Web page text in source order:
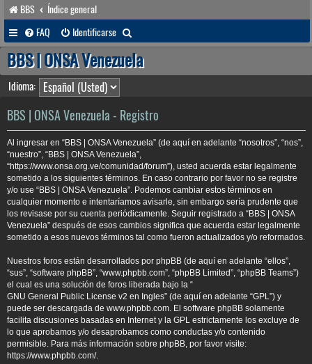
BBS
Índice general
FAQ
Identificarse
u
s
a
r
BBS | ONSA Venezuela
Idioma:
BBS | ONSA Venezuela - Registro
Al ingresar en “BBS | ONSA Venezuela” (de aquí en adelante “nosotros”, “nos”,
“nuestro”, “BBS | ONSA Venezuela”,
“https://www.onsa.org.ve/comunidad/forum”), usted acuerda estar legalmente
sometido a los siguientes términos. En caso contrario por favor no se registre
y/o use “BBS | ONSA Venezuela”. Podemos cambiar estos términos en
cualquier momento e intentaríamos avisarle, sin embargo sería prudente que
los revisase por su cuenta periódicamente. Seguir registrado a “BBS | ONSA
Venezuela” después de esos cambios significa que acuerda estar legalmente
sometido a esos nuevos términos tal como fueron actualizados y/o reformados.
Nuestros foros están desarrollados por phpBB (de aquí en adelante “ellos”,
“sus”, “software phpBB”, “www.phpbb.com”, “phpBB Limited”, “phpBB Teams”)
el cual es una solución de foros liberada bajo la “
GNU General Public License v2 en Ingles” (de aquí en adelante “GPL”) y
puede ser descargada de www.phpbb.com. El software phpBB solamente
facilita discusiones basadas en Internet y la GPL estrictamente los excluye de
lo que aprobamos y/o desaprobamos como conductas y/o contenido
permisible. Para más información sobre phpBB, por favor visite:
https://www.phpbb.com/.